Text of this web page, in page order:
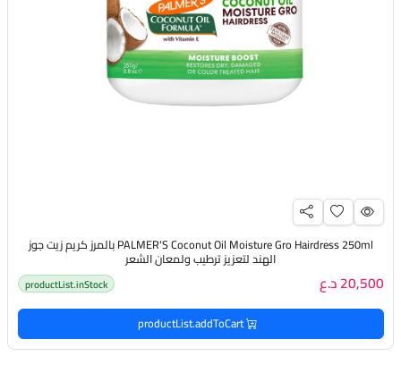
PALMER'S Coconut Oil Moisture Gro Hairdress 250ml بالمرز كريم زيت جوز
الهند لتعزيز ترطيب ولمعان الشعر
20,500 د.ع productList.inStock
productList.addToCart